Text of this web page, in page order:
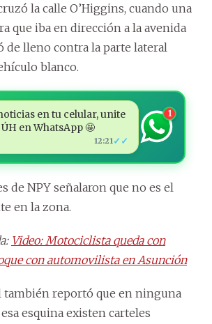
la calle O’Higgins, cuando una
que iba en dirección a la avenida
de lleno contra la parte lateral
blanco.
en tu celular, unite
en WhatsApp 🤩
12:21 ✓✓
1
de NPY señalaron que no es el
en la zona.
Video: Motociclista queda con
con automovilista en Asunción
también reportó que en ninguna
esquina existen carteles